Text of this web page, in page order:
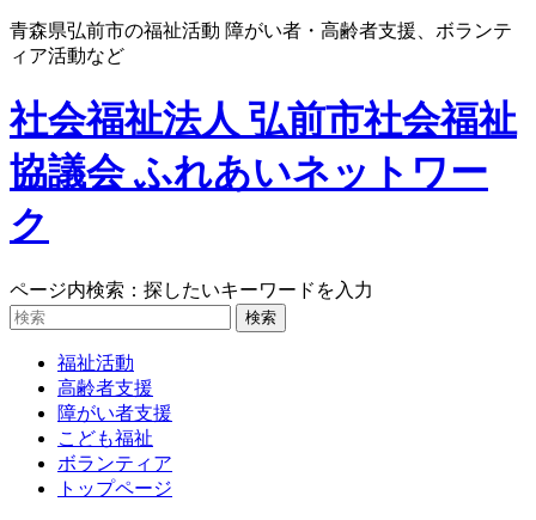
青森県弘前市の福祉活動 障がい者・高齢者支援、ボランテ
ィア活動など
社会福祉法人 弘前市社会福祉
協議会 ふれあいネットワー
ク
ページ内検索：探したいキーワードを入力
福祉活動
高齢者支援
障がい者支援
こども福祉
ボランティア
トップページ